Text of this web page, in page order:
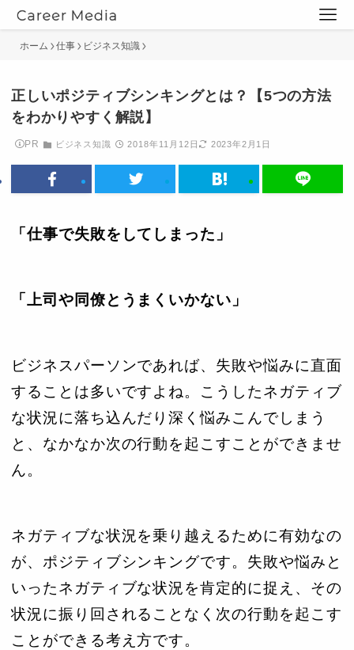
ホーム 仕事 ビジネス知識
正しいポジティブシンキングとは？【5つの方法
をわかりやすく解説】
PR ビジネス知識 2018年11月12日 2023年2月1日
「仕事で失敗をしてしまった」
「上司や同僚とうまくいかない」
ビジネスパーソンであれば、失敗や悩みに直面
することは多いですよね。こうしたネガティブ
な状況に落ち込んだり深く悩みこんでしまう
と、なかなか次の行動を起こすことができませ
ん。
ネガティブな状況を乗り越えるために有効なの
が、ポジティブシンキングです。失敗や悩みと
いったネガティブな状況を肯定的に捉え、その
状況に振り回されることなく次の行動を起こす
ことができる考え方です。